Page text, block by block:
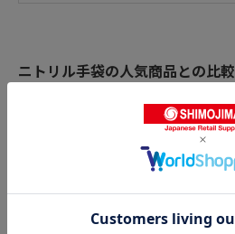
ニトリル手袋の人気商品との比較